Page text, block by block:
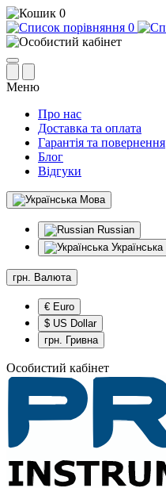
0
0
Меню
Про нас
Доставка та оплата
Гарантія та повернення
Блог
Відгуки
Мова
Russian
Українська
грн. Валюта
€ Euro
$ US Dollar
грн. Гривна
Особистий кабінет